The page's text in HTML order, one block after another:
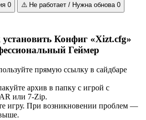
0 ⚠️ Не работает / Нужна обнова 0
Конфиг «Xizt.cfg»
Геймер
прямую ссылку в сайдбаре
архив в папку с игрой с
или 7-Zip.
игру. При возникновении проблем —